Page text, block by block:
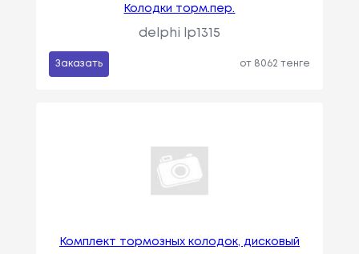
Колодки торм.пер.
delphi lp1315
Заказать от 8062 тенге
Комплект тормозных колодок, дисковый